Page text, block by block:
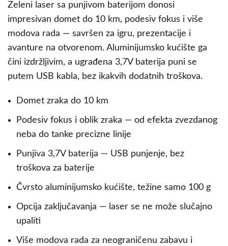
Zeleni laser sa punjivom baterijom donosi
impresivan domet do 10 km, podesiv fokus i više
modova rada — savršen za igru, prezentacije i
avanture na otvorenom. Aluminijumsko kućište ga
čini izdržljivim, a ugrađena 3,7V baterija puni se
putem USB kabla, bez ikakvih dodatnih troškova.
Domet zraka do 10 km
Podesiv fokus i oblik zraka — od efekta zvezdanog
neba do tanke precizne linije
Punjiva 3,7V baterija — USB punjenje, bez
troškova za baterije
Čvrsto aluminijumsko kućište, težine samo 100 g
Opcija zaključavanja — laser se ne može slučajno
upaliti
Više modova rada za neograničenu zabavu i